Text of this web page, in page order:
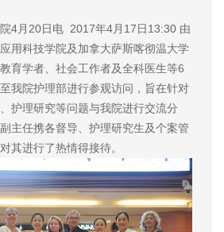
月20日电 2017年4月17日13:30 由
用科技学院及加拿大萨斯喀彻温大学
育学者、社会工作者及全科医生等6
我院护理部进行参观访问，旨在针对
护理研究等问题与我院进行交流分
主任携各督导、护理研究生及个案管
其进行了热情得接待。